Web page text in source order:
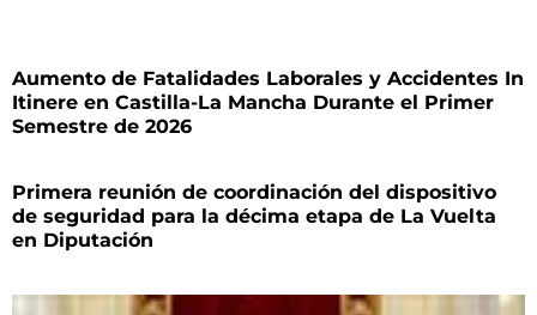
Aumento de Fatalidades Laborales y Accidentes In
Itinere en Castilla-La Mancha Durante el Primer
Semestre de 2026
Primera reunión de coordinación del dispositivo
de seguridad para la décima etapa de La Vuelta
en Diputación